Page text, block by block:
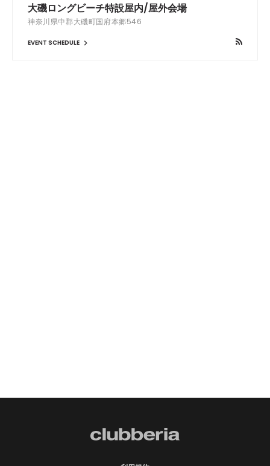
大磯ロングビーチ特設屋内/屋外会場
神奈川県中郡大磯町国府本郷546
EVENT SCHEDULE